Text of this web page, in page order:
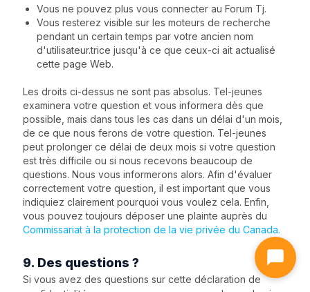
Vous ne pouvez plus vous connecter au Forum Tj.
Vous resterez visible sur les moteurs de recherche
pendant un certain temps par votre ancien nom
d'utilisateur.trice jusqu'à ce que ceux-ci ait actualisé
cette page Web.
Les droits ci-dessus ne sont pas absolus. Tel-jeunes
examinera votre question et vous informera dès que
possible, mais dans tous les cas dans un délai d'un mois,
de ce que nous ferons de votre question. Tel-jeunes
peut prolonger ce délai de deux mois si votre question
est très difficile ou si nous recevons beaucoup de
questions. Nous vous informerons alors. Afin d'évaluer
correctement votre question, il est important que vous
indiquiez clairement pourquoi vous voulez cela. Enfin,
vous pouvez toujours déposer une plainte auprès du
Commissariat à la protection de la vie privée du Canada.
9. Des questions ?
Si vous avez des questions sur cette déclaration de